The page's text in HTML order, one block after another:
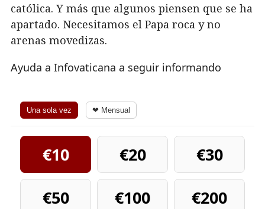
católica. Y más que algunos piensen que se ha
apartado. Necesitamos el Papa roca y no
arenas movedizas.
Ayuda a Infovaticana a seguir informando
Una sola vez ❤ Mensual
€10 €20
€30
€50
€100 €200